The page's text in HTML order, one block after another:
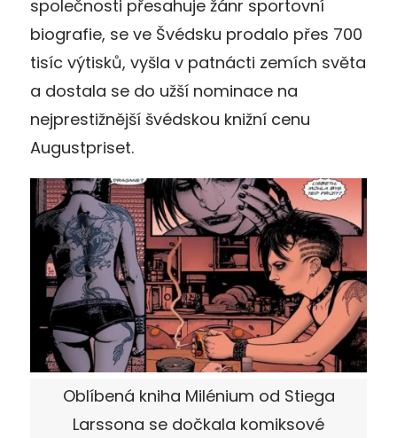
společnosti přesahuje žánr sportovní
biografie, se ve Švédsku prodalo přes 700
tisíc výtisků, vyšla v patnácti zemích světa
a dostala se do užší nominace na
nejprestižnější švédskou knižní cenu
Augustpriset.
Oblíbená kniha Milénium od Stiega
Larssona se dočkala komiksové